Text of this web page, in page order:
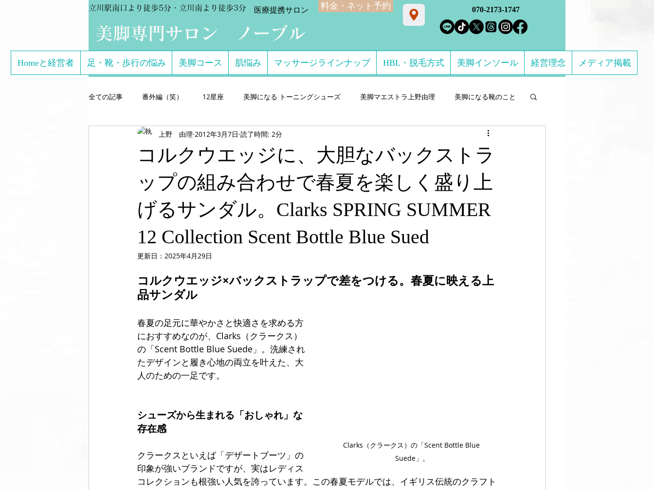
立川駅南口より徒歩5分・立川南より徒歩3分
​美脚専門サロン ノーブル
料金・ネット予約
​医療提携サロン 070-2173-1747
Homeと経営者 足・靴・歩行の悩み 美脚コース 肌悩み マッサージラインナップ HBL・脱毛方式 美脚インソール 経営理念 メディア掲載
全ての記事 番外編（笑） 12星座 美脚になる トーニングシューズ 美脚マエストラ上野由理 美脚になる靴のこと
芸能関係のお客様体験談 美脚専門サロン salon de consolare サロン・ド・コン
美脚になる サンダル・ミュール 美脚になる ストッキング・フットウエア 美脚になる 足のトラブル解決
美脚になる思考 美脚セミナー 講演実績 美脚になる 雨・レインシューズ デキるオトコにオススメの靴
美脚になる ウォーキング 美脚専門サロン体験談
コミュニティ 美脚は恋愛に効くのか？
コルクウエッジに、大胆なバックストラ
ップの組み合わせで春夏を楽しく盛り上
げるサンダル。Clarks SPRING SUMMER
12 Collection Scent Bottle Blue Sued
上野 由理 2012年3月7日 読了時間: 2分
更新日： 2025年4月29日
コルクウエッジ×バックストラップで差をつける。春夏に映える上
品サンダル
Clarks（クラークス）の「Scent Bottle Blue
Suede」。
春夏の足元に華やかさと快適さを求める方
におすすめなのが、Clarks（クラークス）
の「Scent Bottle Blue Suede」。洗練され
たデザインと履き心地の両立を叶えた、大
人のための一足です。
シューズから生まれる「おしゃれ」な
存在感
クラークスといえば「デザートブーツ」の
印象が強いブランドですが、実はレディス
コレクションも根強い人気を誇っています。この春夏モデルでは、イギリス伝統のクラフト